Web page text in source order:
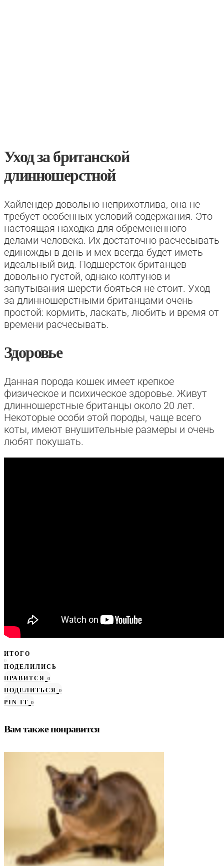
Уход за британской
длинношерстной
Хайлендер довольно неприхотлива, она не
требует особенных условий содержания. Это
настоящая находка для обремененного
делами человека. Их достаточно расчесывать
единожды в день и мех всегда будет иметь
идеальный вид. Подшерсток британцев
довольно густой, однако колтунов и
запутывания шерсти бояться не стоит. Уход
за длинношерстными британцами очень
простой: кормить, ласкать, любить и время от
времени расчесывать.
Здоровье
Данная порода кошек имеет крепкое
физическое и психическое здоровье. Живут
длинношерстные британцы около 20 лет.
Некоторые особи этой породы, чаще всего
коты, имеют внушительные размеры и очень
любят покушать.
ИТОГО
0
ПОДЕЛИЛИСЬ
НРАВИТСЯ
0
ПОДЕЛИТЬСЯ 0
PIN IT 0
Вам также понравится